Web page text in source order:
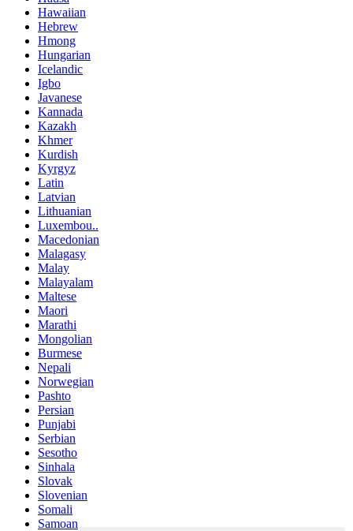
Hawaiian
Hebrew
Hmong
Hungarian
Icelandic
Igbo
Javanese
Kannada
Kazakh
Khmer
Kurdish
Kyrgyz
Latin
Latvian
Lithuanian
Luxembou..
Macedonian
Malagasy
Malay
Malayalam
Maltese
Maori
Marathi
Mongolian
Burmese
Nepali
Norwegian
Pashto
Persian
Punjabi
Serbian
Sesotho
Sinhala
Slovak
Slovenian
Somali
Samoan